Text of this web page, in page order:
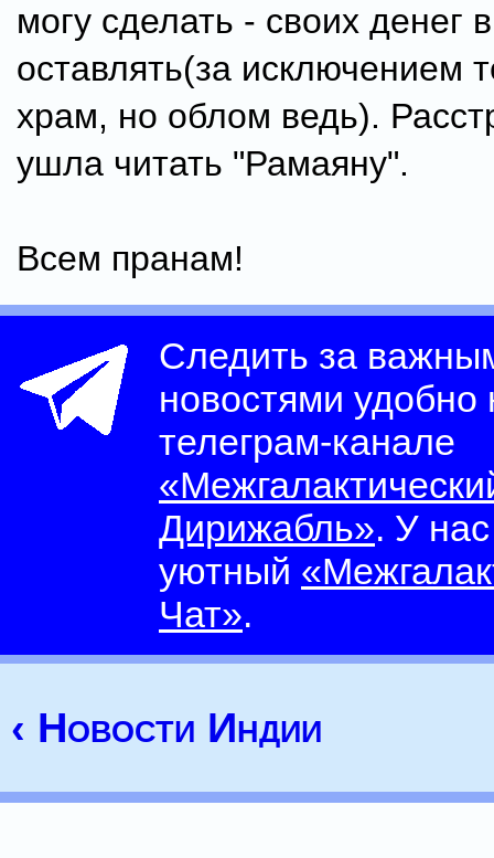
могу сделать - своих денег
оставлять(за исключением
храм, но облом ведь).
ушла читать "Рамаяну".
Всем пранам!
Следить за
новостями
телеграм-канале
Дирижабль». У
уютный
Чат».
‹ Новости Индии